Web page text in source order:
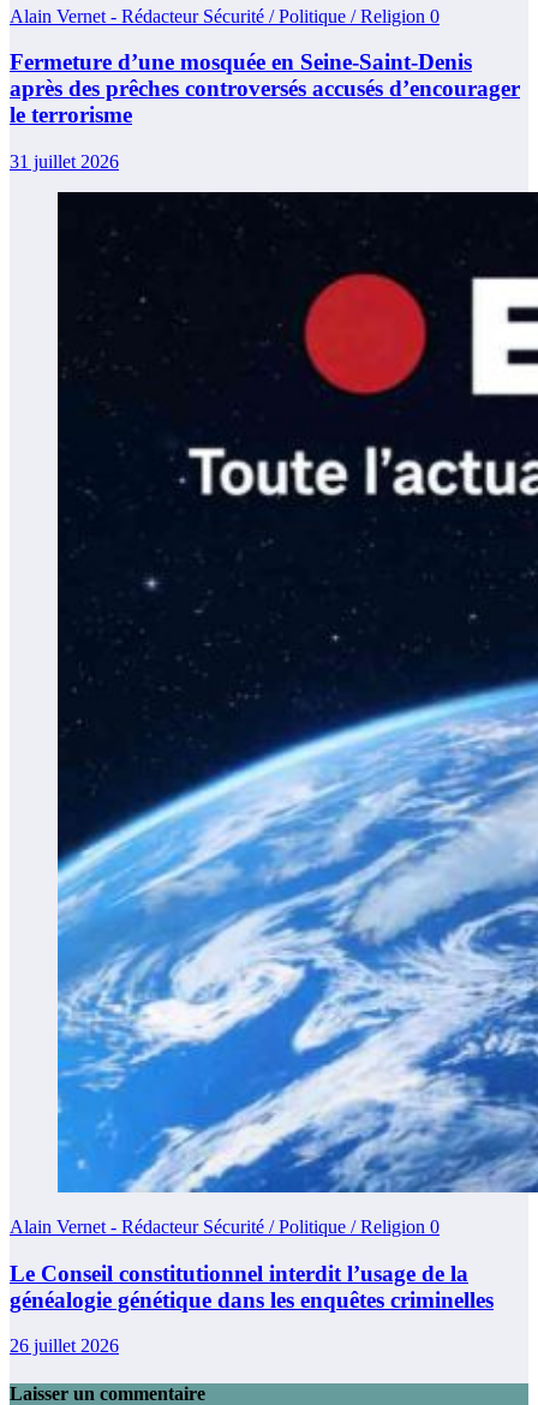
Alain Vernet - Rédacteur Sécurité / Politique / Religion 0
Fermeture d’une mosquée en Seine-Saint-Denis
après des prêches controversés accusés d’encourager
le terrorisme
31 juillet 2026
Alain Vernet - Rédacteur Sécurité / Politique / Religion 0
Le Conseil constitutionnel interdit l’usage de la
généalogie génétique dans les enquêtes criminelles
26 juillet 2026
Laisser un commentaire